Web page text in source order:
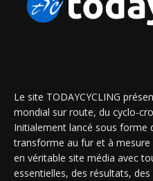
Le site TODAYCYCLING
mondial sur route, du cyclo-
Initialement lancé sous forme
transforme au fur et à
en véritable site média avec
essentielles, des résultats,